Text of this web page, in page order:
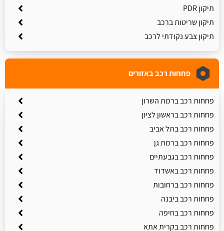
תיקון PDR
תיקון שריטות ברכב
תיקון צבע נקודתי לרכב
פחחות רכב באזורים
פחחות רכב ברמת השרון
פחחות רכב בראשון לציון
פחחות רכב בתל אביב
פחחות רכב ברמת גן
פחחות רכב בגבעתיים
פחחות רכב באשדוד
פחחות רכב ברחובות
פחחות רכב ביבנה
פחחות רכב בחיפה
פחחות רכב בקרית אתא